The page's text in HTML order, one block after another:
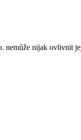
nijak ovlivnit